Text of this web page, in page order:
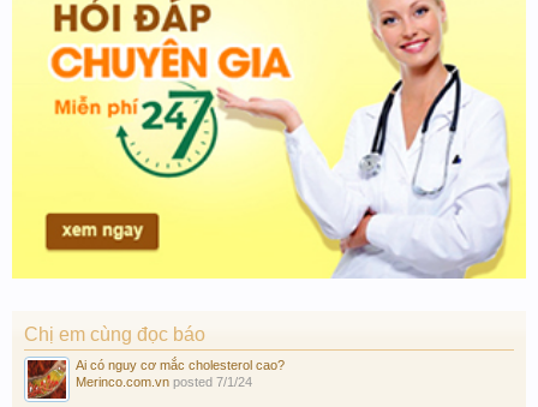
Chị em cùng đọc báo
Ai có nguy cơ mắc cholesterol cao?
Merinco.com.vn posted 7/1/24